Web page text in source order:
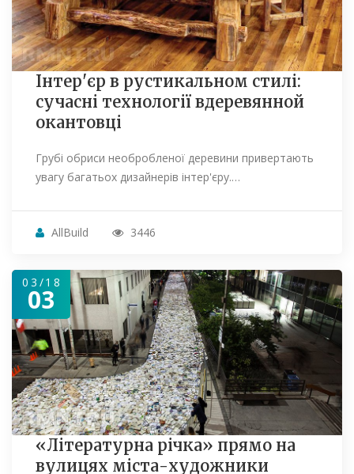
Інтер'єр в рустикальном стилі:
сучасні технології вдеревянной
окантовці
Грубі обриси необробленої деревини привертають
увагу багатьох дизайнерів інтер'єру.…
AllBuild 3446
03/18
03
«Літературна річка» прямо на
вулицях міста-художники